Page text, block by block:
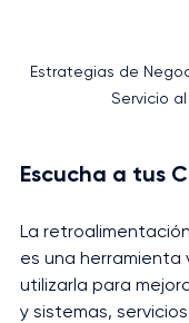
Estrategias de
Servicio
Escucha a tus
La
es una herramienta
utilizarla para
y sistemas,